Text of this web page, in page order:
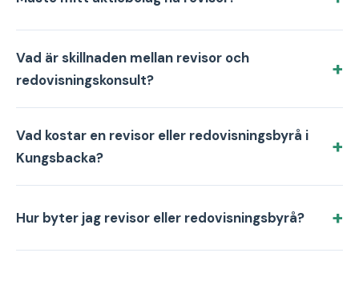
Vad är skillnaden mellan revisor och
redovisningskonsult?
Vad kostar en revisor eller redovisningsbyrå i
Kungsbacka?
Hur byter jag revisor eller redovisningsbyrå?